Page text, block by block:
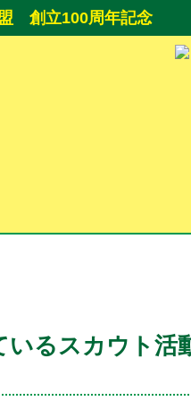
創立100周年記念
いるスカウト活